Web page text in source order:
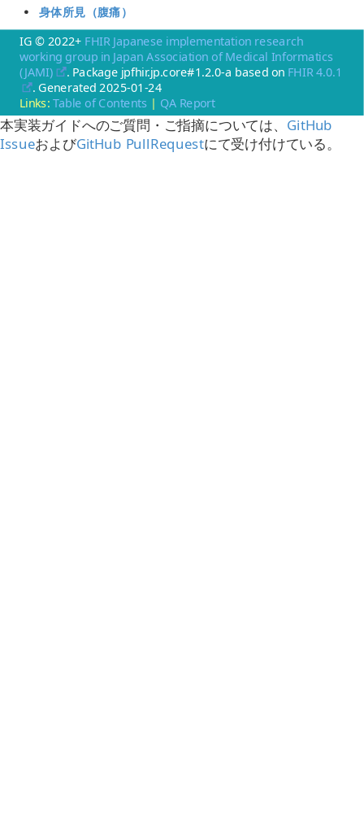
身体所見（腹痛）
IG © 2022+ FHIR Japanese implementation research
working group in Japan Association of Medical Informatics
(JAMI) . Package jpfhir.jp.core#1.2.0-a based on FHIR 4.0.1
. Generated2025-01-24
Links:Table of Contents | QA Report
本実装ガイドへのご質問・ご指摘については、 GitHub
IssueおよびGitHub PullRequestにて受け付けている。